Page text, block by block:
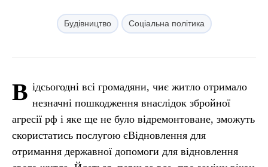
Будівництво Соціальна політика
В ідсьогодні всі громадяни, чиє житло отримало
незначні пошкодження внаслідок збройної
агресії рф і яке ще не було відремонтоване, зможуть
скористатись послугою єВідновлення для
отримання державної допомоги для відновлення